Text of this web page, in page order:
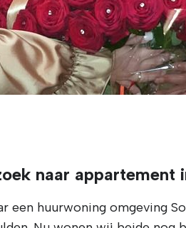
naar appartement
een huurwoning omgeving